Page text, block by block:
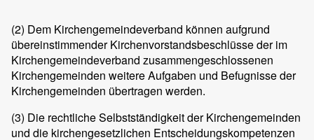
(2) Dem Kirchengemeindeverband können aufgrund
übereinstimmender Kirchenvorstandsbeschlüsse der im
Kirchengemeindeverband zusammengeschlossenen
Kirchengemeinden weitere Aufgaben und Befugnisse der
Kirchengemeinden übertragen werden.
(3) Die rechtliche Selbstständigkeit der Kirchengemeinden
und die kirchengesetzlichen Entscheidungskompetenzen